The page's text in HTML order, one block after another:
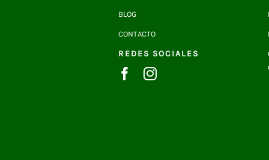
BLOG
CONTACTO
REDES SOCIALES